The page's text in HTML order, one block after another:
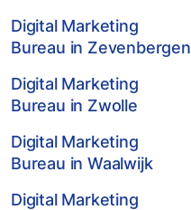
Digital Marketing
Bureau in Zevenbergen
Digital Marketing
Bureau in Zwolle
Digital Marketing
Bureau in Waalwijk
Digital Marketing